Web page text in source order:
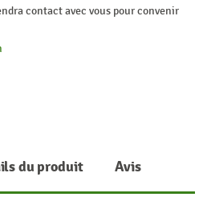
contact avec vous pour convenir
du produit Avis